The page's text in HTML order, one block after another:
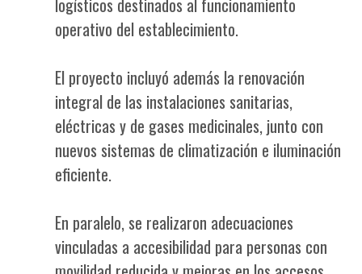
operativo del establecimiento.
El proyecto incluyó además la renovación
integral de las instalaciones sanitarias,
eléctricas y de gases medicinales, junto con
nuevos sistemas de climatización e iluminación
eficiente.
En paralelo, se realizaron adecuaciones
vinculadas a accesibilidad para personas con